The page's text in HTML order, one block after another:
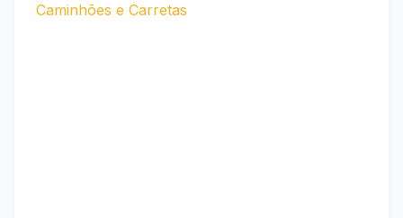
Caminhões e Carretas